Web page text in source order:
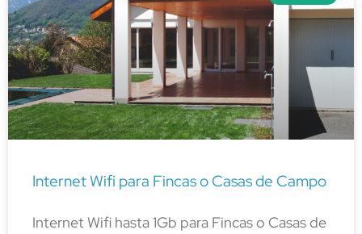
Internet Wifi para Fincas o Casas de Campo
Internet Wifi hasta 1Gb para Fincas o Casas de